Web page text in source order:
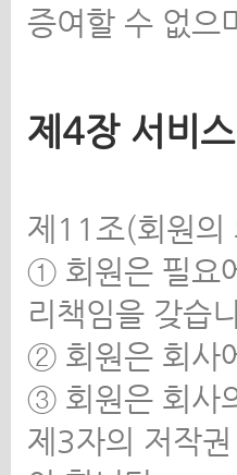
증여할 수 없
제4장 서비
제11조(회원의
① 회원은 필요
리책임을 갖습
② 회원은 회사
③ 회원은 회사
제3자의 저작